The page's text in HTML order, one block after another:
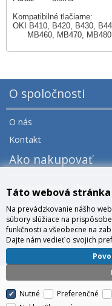
Kompatibilné tlačiarne:
OKI B410, B420, B430,
MB460, MB470, MB480
O spoločnosti
O nás
Kontakt
Ako nakupovať
Veľkoobchod a zľavy
Všeobecné obchodné
Správa cookies
Prečo nakúpiť u
Táto webová
Na prevádzkovanie nášho
súbory slúžiace na
funkčnosti a všeobecne na
Dajte nám vedieť o svojich
Nutné Preferenčné